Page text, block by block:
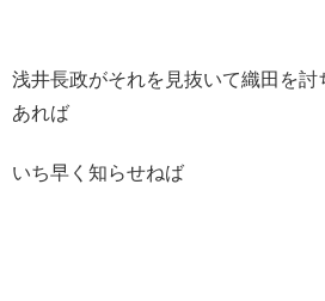
浅井長政がそれを見抜いて織田を
あれば
いち早く知らせねば